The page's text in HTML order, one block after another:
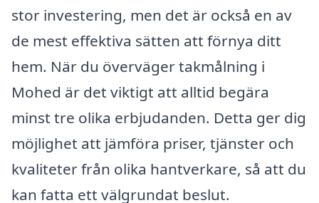
stor investering, men det är också en av
de mest effektiva sätten att förnya ditt
hem. När du överväger takmålning i
Mohed är det viktigt att alltid begära
minst tre olika erbjudanden. Detta ger dig
möjlighet att jämföra priser, tjänster och
kvaliteter från olika hantverkare, så att du
kan fatta ett välgrundat beslut.